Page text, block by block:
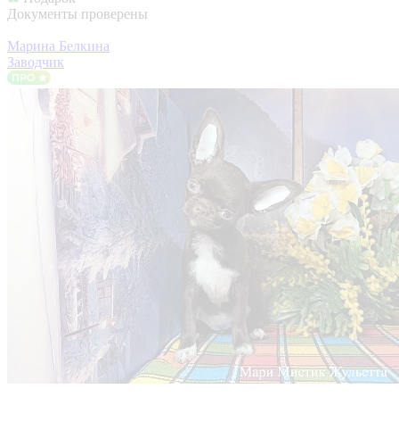
Документы проверены
Марина Белкина
Заводчик